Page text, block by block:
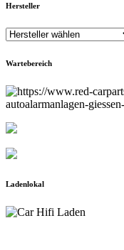
Hersteller
Wartebereich
Ladenlokal